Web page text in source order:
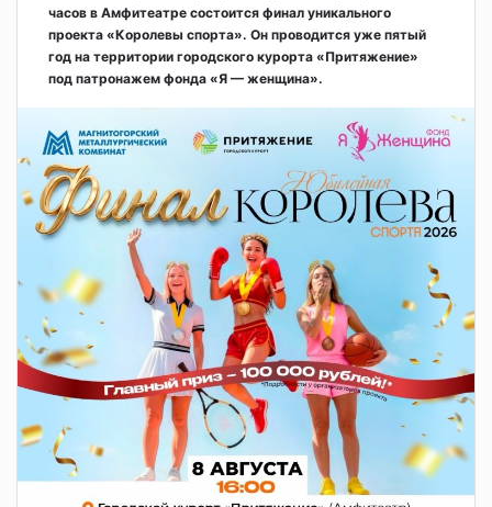
часов в Амфитеатре состоится финал уникального
проекта «Королевы спорта». Он проводится уже пятый
год на территории городского курорта «Притяжение»
под патронажем фонда «Я — женщина».